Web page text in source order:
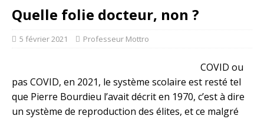
Quelle folie docteur, non ?
5 février 2021 Professeur Mottro
COVID ou
pas COVID, en 2021, le système scolaire est resté tel
que Pierre Bourdieu l’avait décrit en 1970, c’est à dire
un système de reproduction des élites, et ce malgré